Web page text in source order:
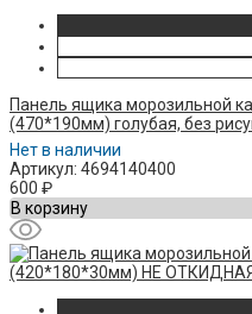
Панель ящика морозильной
(470*190мм) голубая, без
Нет в наличии
Артикул: 4694140400
600 ₽
В корзину